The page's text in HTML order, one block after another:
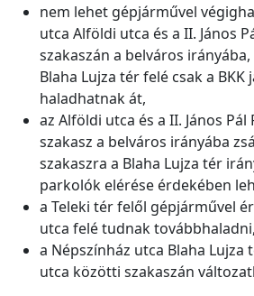
nem lehet gépjárművel
utca Alföldi utca és a II. János
szakaszán a belváros
Blaha Lujza tér felé csak a BKK
haladhatnak át,
az Alföldi utca és a II. János
szakasz a belváros irányába
szakaszra a Blaha Lujza tér
parkolók elérése érdekében
a Teleki tér felől gépjárművel
utca felé tudnak továbbhaladni,
a Népszínház utca Blaha Lujza
utca közötti szakaszán